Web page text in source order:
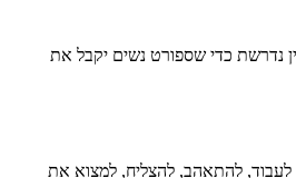
נדרשת כדי שספורט נשים יקבל את
נשים צעירות מצופות להספיק הכול: ללמוד, לעבוד, להתאהב, להצליח, למצוא את